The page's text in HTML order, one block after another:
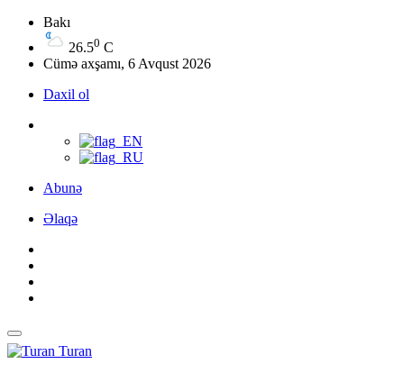
Bakı
26.50 C
Cümə axşamı, 6 Avqust 2026
Daxil ol
Abunə
Əlaqə
Turan